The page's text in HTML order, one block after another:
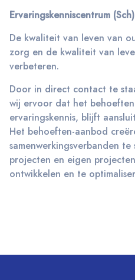
Ervaringskenniscentrum
De kwaliteit van leven van
zorg en de kwaliteit van
verbeteren.
Door in direct contact te
wij ervoor dat het
ervaringskennis, blijft
Het behoeften-aanbod
samenwerkingsverbanden
projecten en eigen
ontwikkelen en te